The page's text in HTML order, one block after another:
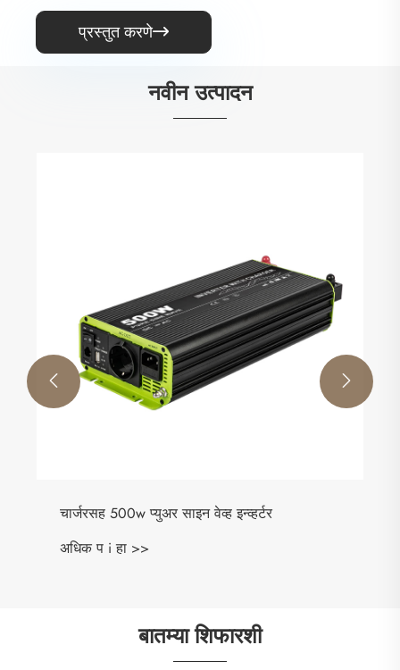
प्रस्तुत करणे
नवीन उत्पादन
 
बातम्या शिफारशी